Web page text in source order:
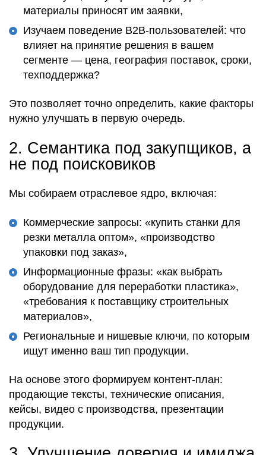
материалы приносят им заявки,
Изучаем поведение B2B-пользователей: что
влияет на принятие решения в вашем
сегменте — цена, география поставок, сроки,
техподдержка?
Это позволяет точно определить, какие факторы
нужно улучшать в первую очередь.
2. Семантика под закупщиков, а
не под поисковиков
Мы собираем отраслевое ядро, включая:
Коммерческие запросы: «купить станки для
резки металла оптом», «производство
упаковки под заказ»,
Информационные фразы: «как выбрать
оборудование для переработки пластика»,
«требования к поставщику строительных
материалов»,
Региональные и нишевые ключи, по которым
ищут именно ваш тип продукции.
На основе этого формируем контент-план:
продающие тексты, технические описания,
кейсы, видео с производства, презентации
продукции.